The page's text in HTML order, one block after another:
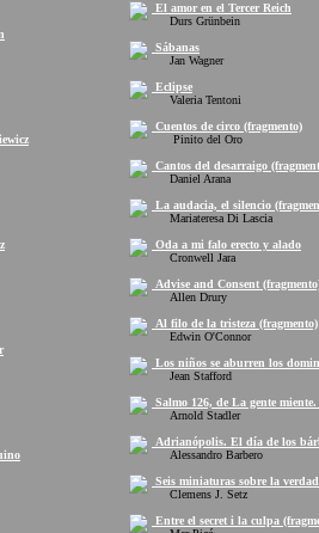
El amor en el Tercer Reich
Durs Grünbein
Sábanas
Jan Wagner
Eclipse
Valeria Tentoni
Cuentos de circo (fragmento)
Pinito del Oro
Cantos del desarraigo
Daniel Arana
La audacia, el silencio
Mariateresa Di Lascia
Oda a mi falo erecto y alado
Cronwell Jara
Advise and Consent
Allen Drury
Al filo de la tristeza (fragmento)
Edwin O'Connor
Los niños se aburren los
Jean Stafford
Salmo 126, de La gente
Arnold Stadler
Adrianópolis. El día de los
Alessandro Barbero
Seis miniaturas sobre la
Clemens J. Setz
Entre el secret i la culpa